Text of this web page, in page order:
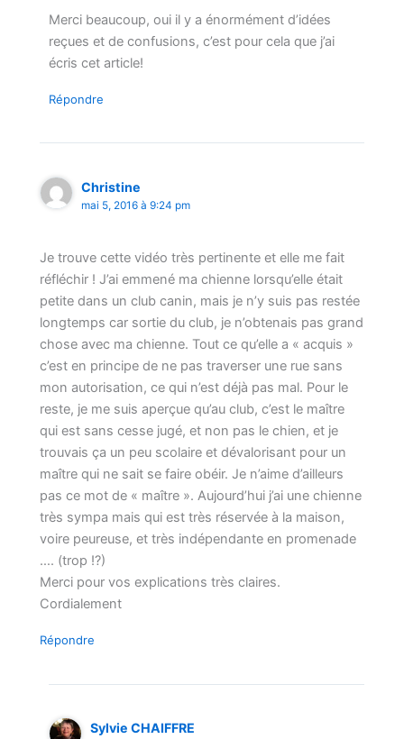
Merci beaucoup, oui il y a énormément d’idées
reçues et de confusions, c’est pour cela que j’ai
écris cet article!
Répondre
Christine
mai 5, 2016 à 9:24 pm
Je trouve cette vidéo très pertinente et elle me fait
réfléchir ! J’ai emmené ma chienne lorsqu’elle était
petite dans un club canin, mais je n’y suis pas restée
longtemps car sortie du club, je n’obtenais pas grand
chose avec ma chienne. Tout ce qu’elle a « acquis »
c’est en principe de ne pas traverser une rue sans
mon autorisation, ce qui n’est déjà pas mal. Pour le
reste, je me suis aperçue qu’au club, c’est le maître
qui est sans cesse jugé, et non pas le chien, et je
trouvais ça un peu scolaire et dévalorisant pour un
maître qui ne sait se faire obéir. Je n’aime d’ailleurs
pas ce mot de « maître ». Aujourd’hui j’ai une chienne
très sympa mais qui est très réservée à la maison,
voire peureuse, et très indépendante en promenade
…. (trop !?)
Merci pour vos explications très claires.
Cordialement
Répondre
Sylvie CHAIFFRE